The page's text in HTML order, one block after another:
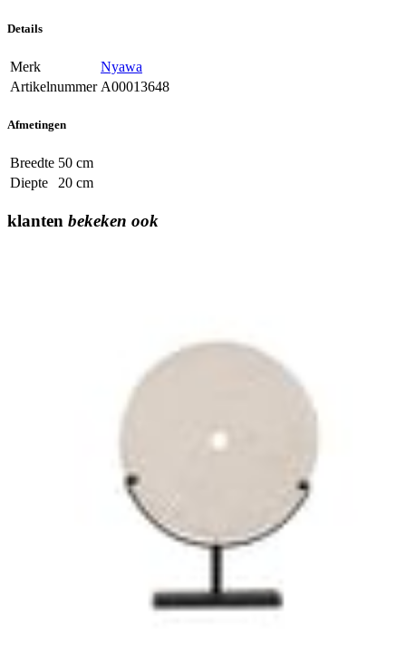
Details
Merk
Nyawa
Artikelnummer A00013648
Afmetingen
Breedte 50 cm
Diepte
20 cm
klanten bekeken ook